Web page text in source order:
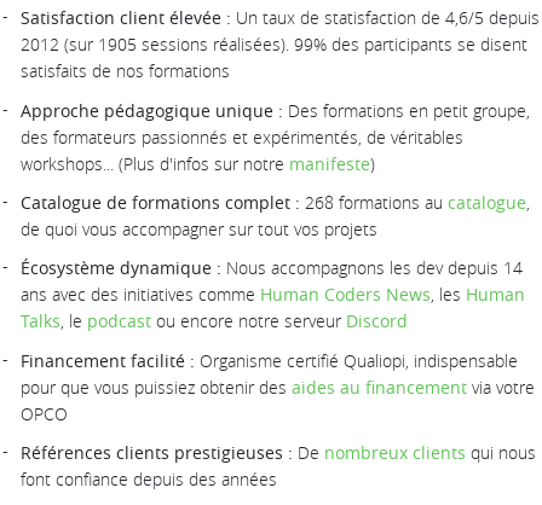
Satisfaction client élevée : Un taux de statisfaction de 4,6/5 depuis
2012 (sur 1905 sessions réalisées). 99% des participants se disent
satisfaits de nos formations
Approche pédagogique unique : Des formations en petit groupe,
des formateurs passionnés et expérimentés, de véritables
workshops... (Plus d'infos sur notre manifeste)
Catalogue de formations complet : 268 formations au catalogue,
de quoi vous accompagner sur tout vos projets
Écosystème dynamique : Nous accompagnons les dev depuis 14
ans avec des initiatives comme Human Coders News, les Human
Talks, le podcast ou encore notre serveur Discord
Financement facilité : Organisme certifié Qualiopi, indispensable
pour que vous puissiez obtenir des aides au financement via votre
OPCO
Références clients prestigieuses : De nombreux clients qui nous
font confiance depuis des années